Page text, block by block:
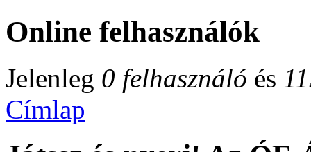
Online felhasználók
Jelenleg 0 felhasználó és
Címlap